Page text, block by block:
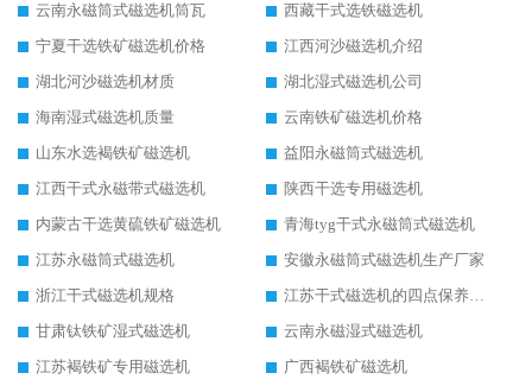
云南永磁筒式磁选机筒瓦
西藏干式选铁磁选机
宁夏干选铁矿磁选机价格
江西河沙磁选机介绍
湖北河沙磁选机材质
湖北湿式磁选机公司
海南湿式磁选机质量
云南铁矿磁选机价格
山东水选褐铁矿磁选机
益阳永磁筒式磁选机
江西干式永磁带式磁选机
陕西干选专用磁选机
内蒙古干选黄硫铁矿磁选机
青海tyg干式永磁筒式磁选机
江苏永磁筒式磁选机
安徽永磁筒式磁选机生产厂家
浙江干式磁选机规格
江苏干式磁选机的四点保养秘籍
甘肃钛铁矿湿式磁选机
云南永磁湿式磁选机
江苏褐铁矿专用磁选机
广西褐铁矿磁选机